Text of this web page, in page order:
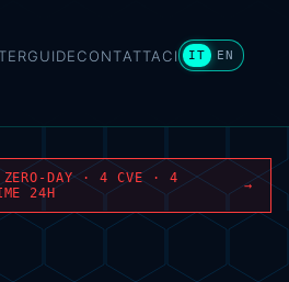
GUIDECONTATTACI IT EN
DAY · 4 CVE · 4
24H
→